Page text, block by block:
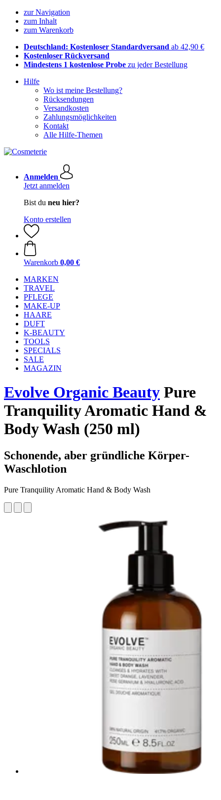
zur Navigation
zum Inhalt
zum Warenkorb
Deutschland: Kostenloser Standardversand ab 42,90 €
Kostenloser Rückversand
Mindestens 1 kostenlose Probe zu jeder Bestellung
Hilfe
Wo ist meine Bestellung?
Rücksendungen
Versandkosten
Zahlungsmöglichkeiten
Kontakt
Alle Hilfe-Themen
Anmelden
Jetzt anmelden
Bist du neu hier?
Konto erstellen
Warenkorb 0,00 €
MARKEN
TRAVEL
PFLEGE
MAKE-UP
HAARE
DUFT
K-BEAUTY
TOOLS
SPECIALS
SALE
MAGAZIN
Evolve Organic Beauty Pure
Tranquility Aromatic Hand &
Body Wash (250 ml)
Schonende, aber gründliche Körper-
Waschlotion
Pure Tranquility Aromatic Hand & Body Wash